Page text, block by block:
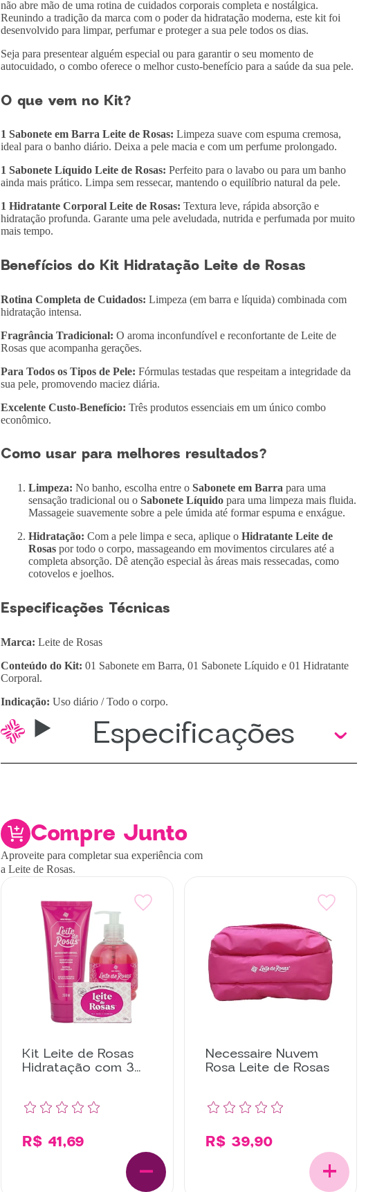
não abre mão de uma rotina de cuidados corporais completa e nostálgica.
Reunindo a tradição da marca com o poder da hidratação moderna, este kit foi
desenvolvido para limpar, perfumar e proteger a sua pele todos os dias.
Seja para presentear alguém especial ou para garantir o seu momento de
autocuidado, o combo oferece o melhor custo-benefício para a saúde da sua pele.
O que vem no Kit?
1 Sabonete em Barra Leite de Rosas: Limpeza suave com espuma cremosa,
ideal para o banho diário. Deixa a pele macia e com um perfume prolongado.
1 Sabonete Líquido Leite de Rosas: Perfeito para o lavabo ou para um banho
ainda mais prático. Limpa sem ressecar, mantendo o equilíbrio natural da pele.
1 Hidratante Corporal Leite de Rosas: Textura leve, rápida absorção e
hidratação profunda. Garante uma pele aveludada, nutrida e perfumada por muito
mais tempo.
Benefícios do Kit Hidratação Leite de Rosas
Rotina Completa de Cuidados: Limpeza (em barra e líquida) combinada com
hidratação intensa.
Fragrância Tradicional: O aroma inconfundível e reconfortante de Leite de
Rosas que acompanha gerações.
Para Todos os Tipos de Pele: Fórmulas testadas que respeitam a integridade da
sua pele, promovendo maciez diária.
Excelente Custo-Benefício: Três produtos essenciais em um único combo
econômico.
Como usar para melhores resultados?
Limpeza: No banho, escolha entre o Sabonete em Barra para uma
sensação tradicional ou o Sabonete Líquidopara uma limpeza mais fluida.
Massageie suavemente sobre a pele úmida até formar espuma e enxágue.
Hidratação: Com a pele limpa e seca, aplique o Hidratante Leite de
Rosaspor todo o corpo, massageando em movimentos circulares até a
completa absorção. Dê atenção especial às áreas mais ressecadas, como
cotovelos e joelhos.
Especificações Técnicas
Marca: Leite de Rosas
Conteúdo do Kit: 01 Sabonete em Barra, 01 Sabonete Líquido e 01 Hidratante
Corporal.
Indicação: Uso diário / Todo o corpo.
Especificações
Compre Junto
Aproveite para completar sua experiência com
a Leite de Rosas.
Kit Leite de Rosas
Hidratação com 3
Peças
R$ 41,69
Necessaire Nuvem
Rosa Leite de Rosas
R$ 39,90